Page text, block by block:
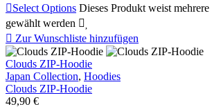
Select Options Dieses Produkt weist
gewählt werden 
 Zur Wunschliste hinzufügen
Clouds ZIP-Hoodie
Japan Collection, Hoodies
Clouds ZIP-Hoodie
49,90 €